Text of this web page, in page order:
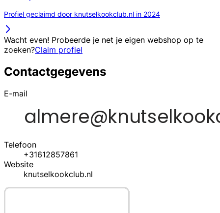
Profiel geclaimd door knutselkookclub.nl in 2024
Wacht even! Probeerde je net je eigen webshop op te
zoeken?Claim profiel
Contactgegevens
E-mail
Telefoon
+31612857861
Website
knutselkookclub.nl